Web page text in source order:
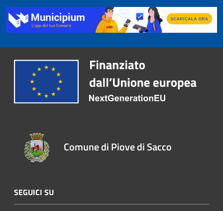
Comune di Piove di Sacco
SEGUICI SU